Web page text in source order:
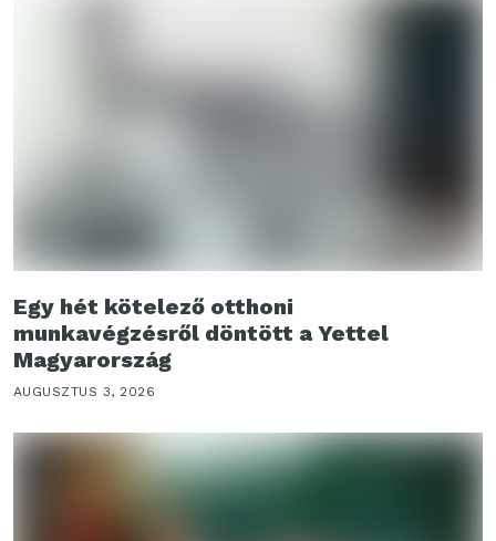
Egy hét kötelező otthoni
munkavégzésről döntött a Yettel
Magyarország
AUGUSZTUS 3, 2026